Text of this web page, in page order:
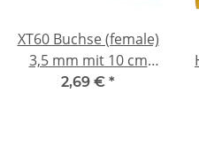
XT60 Buchse (female)
3,5 mm mit 10 cm
Anschlusskabel
2,69 € *